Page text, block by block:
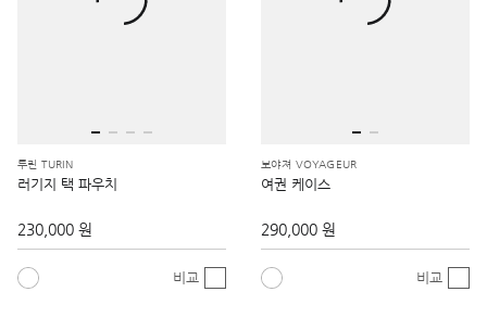
투린 TURIN
러기지 택 파우치
230,000 원
비교
보야져 VOYAGEUR
여권 케이스
290,000 원
비교